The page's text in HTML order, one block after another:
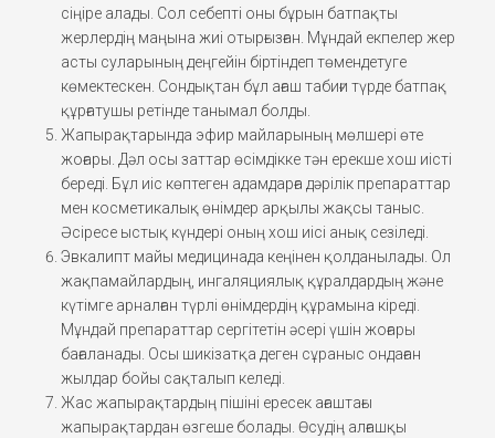
сіңіре алады. Сол себепті оны бұрын батпақты
жерлердің маңына жиі отырғызған. Мұндай екпелер жер
асты суларының деңгейін біртіндеп төмендетуге
көмектескен. Сондықтан бұл ағаш табиғи түрде батпақ
құрғатушы ретінде танымал болды.
Жапырақтарында эфир майларының мөлшері өте
жоғары. Дәл осы заттар өсімдікке тән ерекше хош иісті
береді. Бұл иіс көптеген адамдарға дәрілік препараттар
мен косметикалық өнімдер арқылы жақсы таныс.
Әсіресе ыстық күндері оның хош иісі анық сезіледі.
Эвкалипт майы медицинада кеңінен қолданылады. Ол
жақпамайлардың, ингаляциялық құралдардың және
күтімге арналған түрлі өнімдердің құрамына кіреді.
Мұндай препараттар сергітетін әсері үшін жоғары
бағаланады. Осы шикізатқа деген сұраныс ондаған
жылдар бойы сақталып келеді.
Жас жапырақтардың пішіні ересек ағаштағы
жапырақтардан өзгеше болады. Өсудің алғашқы